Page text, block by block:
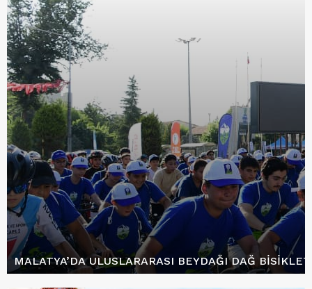
MALATYA’DA ULUSLARARASI BEYDAĞI DAĞ